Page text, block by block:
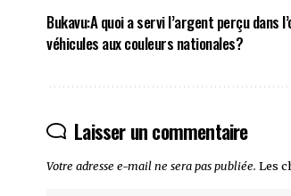
Bukavu:A quoi a servi l’argent perçu dans
véhicules aux couleurs nationales?
Laisser un commentaire
Votre adresse e-mail ne sera pas publiée. Les